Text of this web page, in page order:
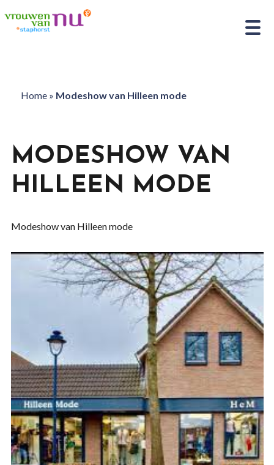
Home» Modeshow van Hilleen mode
MODESHOW VAN
HILLEEN MODE
Modeshow van Hilleen mode